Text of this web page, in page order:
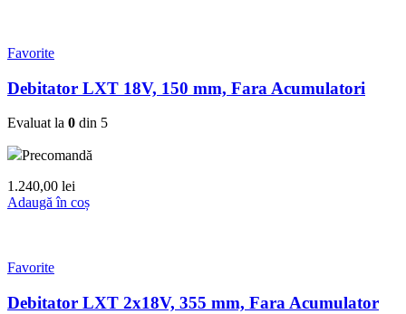
Favorite
Debitator LXT 18V, 150 mm, Fara Acumulatori
Evaluat la 0 din 5
Precomandă
1.240,00 lei
Adaugă în coș
Favorite
Debitator LXT 2x18V, 355 mm, Fara Acumulator